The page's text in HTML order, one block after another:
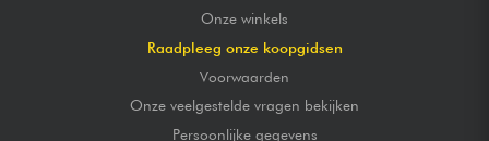
Onze winkels
Raadpleeg onze koopgidsen
Voorwaarden
Onze veelgestelde vragen bekijken
Persoonlijke gegevens